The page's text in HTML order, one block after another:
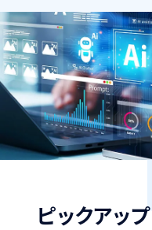
ピックアップ